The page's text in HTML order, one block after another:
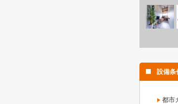
設備条
都市